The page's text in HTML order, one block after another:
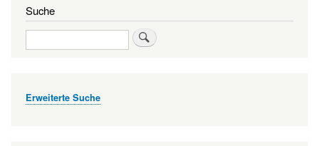
Suche
Suche
Erweiterte Suche